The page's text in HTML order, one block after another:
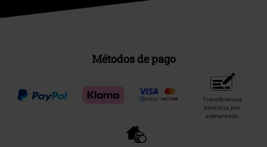
Métodos de pago
Transferencia
bancaria por
adelantado